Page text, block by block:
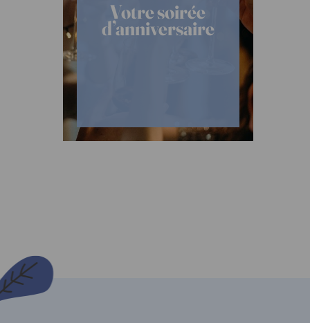
Votre soirée
d’anniversaire